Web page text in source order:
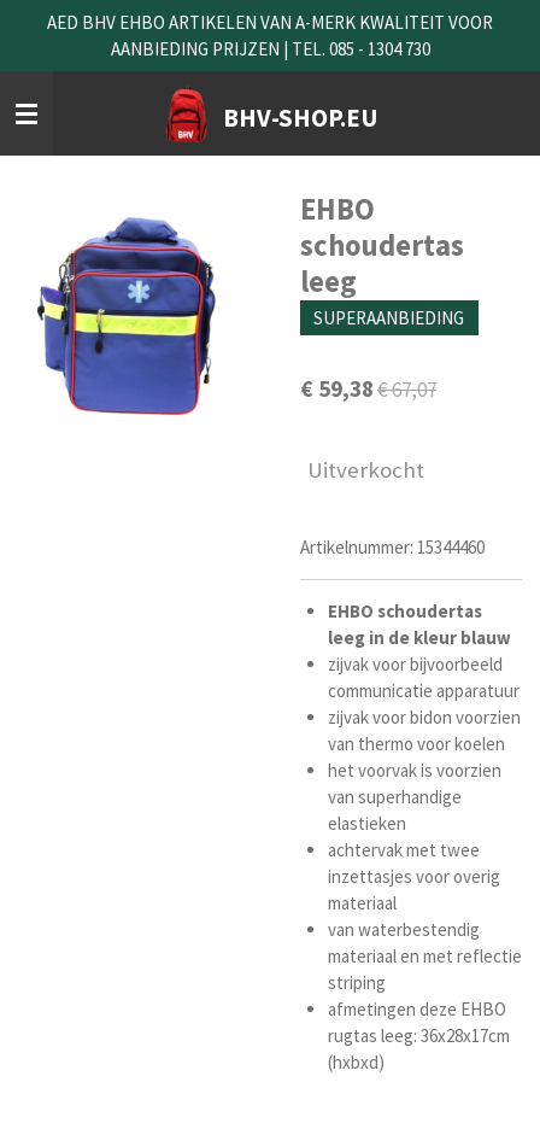
naar
de
hoofdinhoud
BHV-SHOP.EU
AED BHV EHBO ARTIKELEN VAN A-MERK KWALITEIT VOOR
AANBIEDING PRIJZEN | TEL. 085 - 1304 730
EHBO
schoudertas
leeg
SUPERAANBIEDING
€ 59,38€ 67,07
Uitverkocht
Artikelnummer: 15344460
EHBO schoudertas
leeg in de kleur blauw
zijvak voor bijvoorbeeld
communicatie apparatuur
zijvak voor bidon voorzien
van thermo voor koelen
het voorvak is voorzien
van superhandige
elastieken
achtervak met twee
inzettasjes voor overig
materiaal
van waterbestendig
materiaal en met reflectie
striping
afmetingen deze EHBO
rugtas leeg: 36x28x17cm
(hxbxd)